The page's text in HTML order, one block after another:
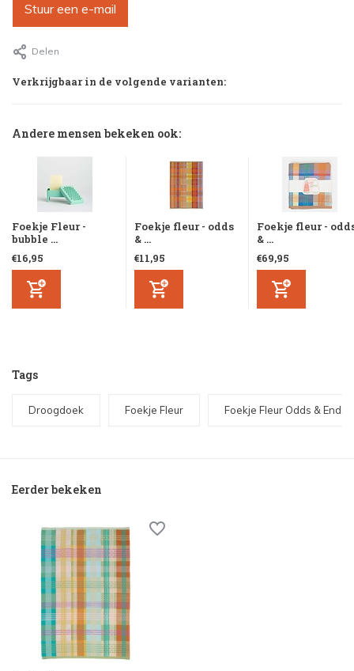
Stuur een e-mail
Delen
Verkrijgbaar in de volgende varianten:
Andere mensen bekeken ook:
Foekje Fleur -
bubble ...
€16,95
Foekje fleur - odds
& ...
€11,95
Foekje fleur -
& ...
€69,95
Tags
Droogdoek Foekje Fleur Foekje Fleur Odds & Ends
Eerder bekeken